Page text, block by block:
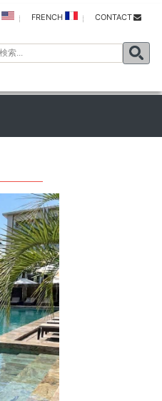
FRENCH CONTACT